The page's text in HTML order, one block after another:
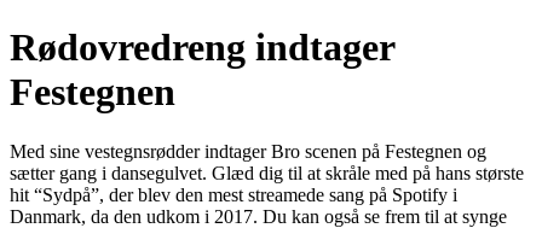
Rødovredreng indtager
Festegnen
Med sine vestegnsrødder indtager Bro scenen på Festegnen og
sætter gang i dansegulvet. Glæd dig til at skråle med på hans største
hit “Sydpå”, der blev den mest streamede sang på Spotify i
Danmark, da den udkom i 2017. Du kan også se frem til at synge